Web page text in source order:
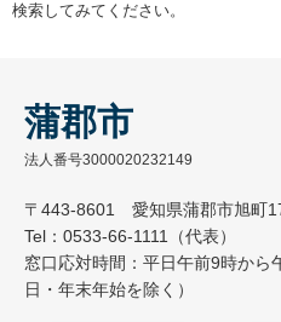
検索してみてください。
蒲郡市
法人番号3000020232149
〒443-8601 愛知県蒲郡市旭町
Tel：0533-66-1111（代表）
窓口応対時間：平日午前9時から
日・年末年始を除く）